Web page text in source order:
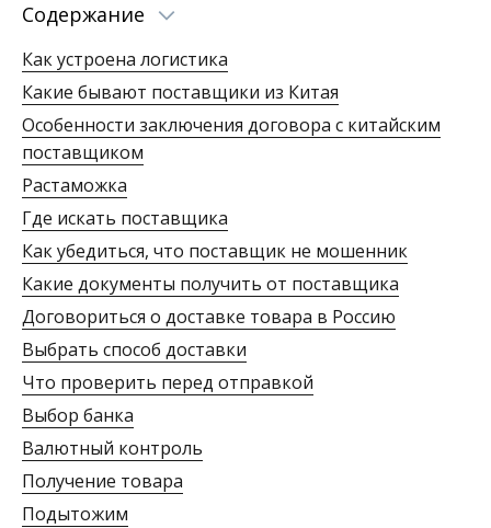
Содержание
Как устроена логистика
Какие бывают поставщики из Китая
Особенности заключения договора с китайским
поставщиком
Растаможка
Где искать поставщика
Как убедиться, что поставщик не мошенник
Какие документы получить от поставщика
Договориться о доставке товара в Россию
Выбрать способ доставки
Что проверить перед отправкой
Выбор банка
Валютный контроль
Получение товара
Подытожим